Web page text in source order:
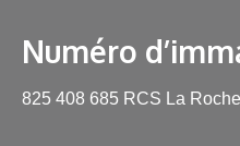
Numéro
825 408 685 RCS La